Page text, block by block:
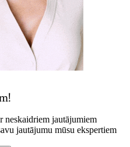
neskaidriem jautājumiem
jautājumu mūsu ekspertiem